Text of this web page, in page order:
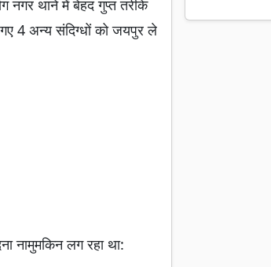
नगर थाने में बेहद गुप्त तरीके
4 अन्य संदिग्धों को जयपुर ले
नामुमकिन लग रहा था: